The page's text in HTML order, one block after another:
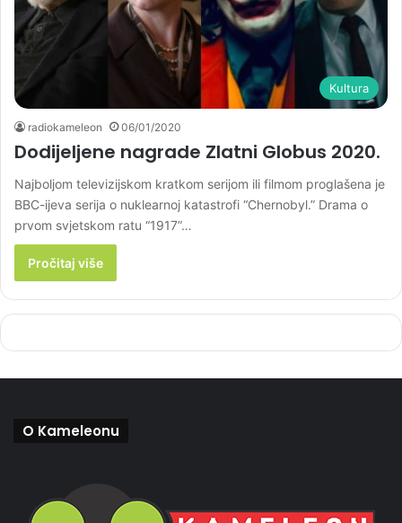
Kultura
radiokameleon 06/01/2020
Dodijeljene nagrade Zlatni Globus 2020.
Najboljom televizijskom kratkom serijom ili filmom proglašena je
BBC-ijeva serija o nuklearnoj katastrofi “Chernobyl.” Drama o
prvom svjetskom ratu “1917”…
Pročitaj više
O Kameleonu